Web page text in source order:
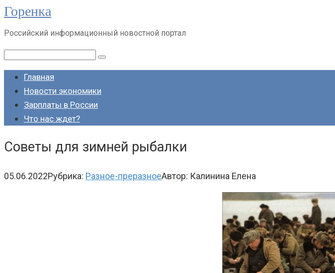
Перейти
контенту
Горенка
Российский информационный новостной портал
Поиск:
Главная
Новости экономики
Зарплаты в России
Что нас ждет?
Советы для зимней рыбалки
05.06.2022Рубрика: Разное-преразноеАвтор: Калинина Елена